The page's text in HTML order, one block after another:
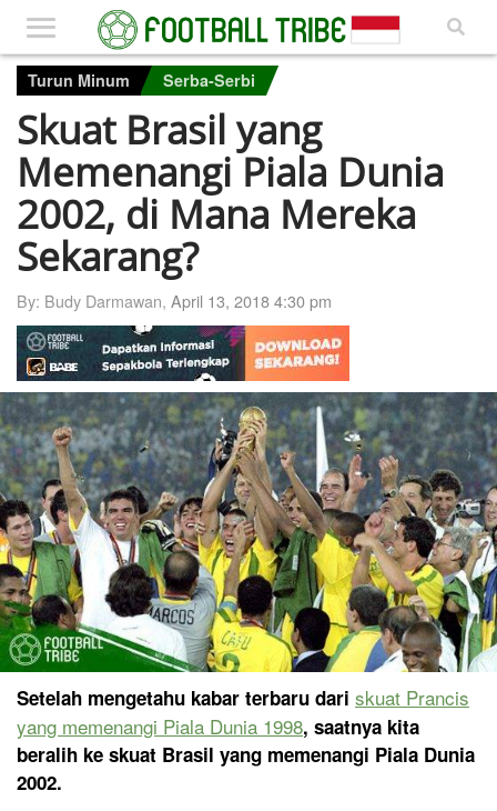
Turun Minum Serba-Serbi
Skuat Brasil yang
Memenangi Piala Dunia
2002, di Mana Mereka
Sekarang?
By: Budy Darmawan, April 13, 2018 4:30 pm
Setelah mengetahu kabar terbaru dari skuat Prancis
yang memenangi Piala Dunia 1998, saatnya kita
beralih ke skuat Brasil yang memenangi Piala Dunia
2002.